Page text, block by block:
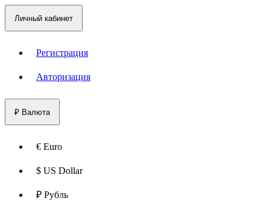
Личный кабинет
Регистрация
Авторизация
₽ Валюта
€ Euro
$ US Dollar
₽ Рубль